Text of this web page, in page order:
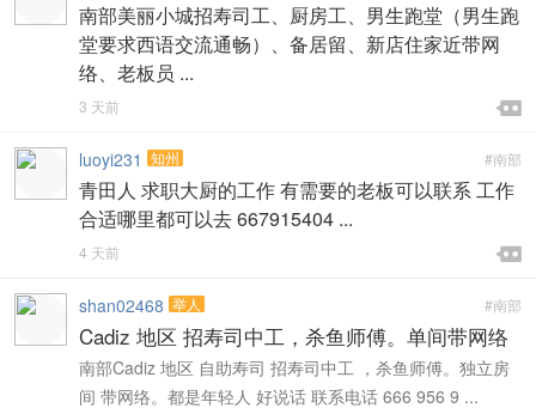
南部美丽小城招寿司工、厨房工、男生跑堂（男生跑
堂要求西语交流通畅）、备居留、新店住家近带网
络、老板员 ...

3 天前 
#南部
luoyi231 知州
青田人 求职大厨的工作 有需要的老板可以联系 工作
合适哪里都可以去 667915404 ...

4 天前 
#南部
shan02468 举人
Cadiz 地区 招寿司中工，杀鱼师傅。单间带网络
南部Cadiz 地区 自助寿司 招寿司中工 ，杀鱼师傅。独立房
间 带网络。都是年轻人 好说话 联系电话 666 956 9 ...